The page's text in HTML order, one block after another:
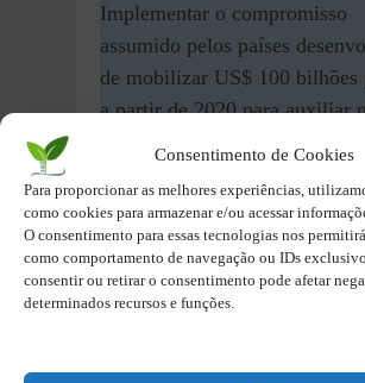
Consentimento de Cookies
Para proporcionar as melhores experiências,
como cookies para armazenar e/ou acessar
O consentimento para essas tecnologias nos
como comportamento de navegação ou IDs
consentir ou retirar o consentimento pode afetar
determinados recursos e funções.
Implementar o compromisso
assumido pelos países
de mobilizar US$ 100 bilhões
a partir de 2020 para auxiliar
clima .
Indicador:Fluxo total de
financeiros internacionais para
mudança doclima.